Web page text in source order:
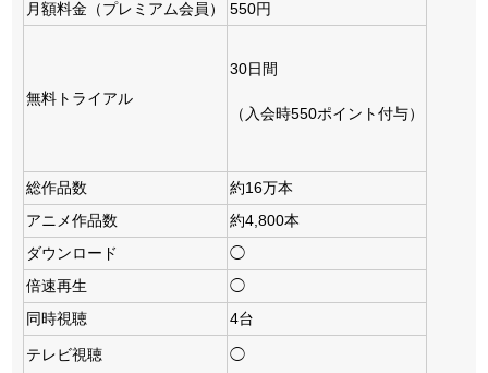
月額料金（プレミアム会員）
550円
無料トライアル
30日間
（入会時550ポイント付与）
総作品数
約16万本
アニメ作品数
約4,800本
ダウンロード
◯
倍速再生
◯
同時視聴
4台
テレビ視聴 ◯